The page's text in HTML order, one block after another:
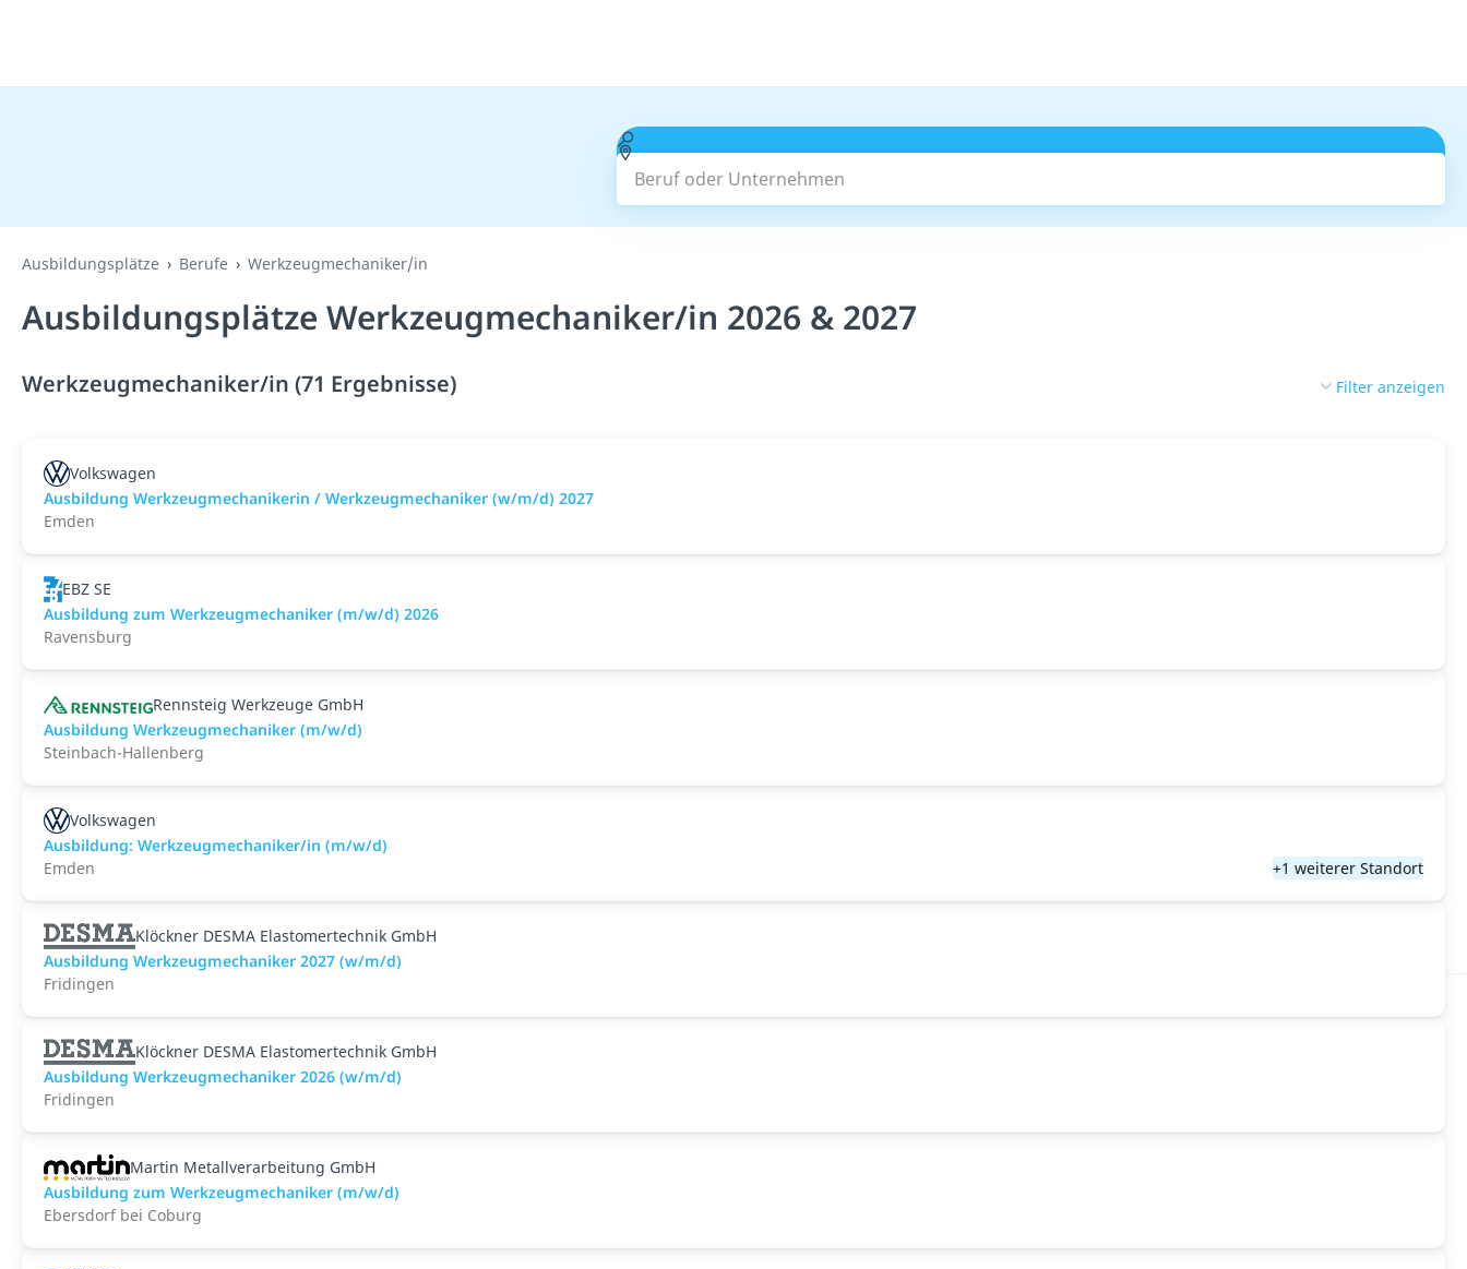
Beruf oder Unternehmen
Ausbildungsplätze Berufe Werkzeugmechaniker/in
Ausbildungsplätze Werkzeugmechaniker/in 2026 & 2027
Werkzeugmechaniker/in (71 Ergebnisse) Filter anzeigen
Volkswagen
Ausbildung Werkzeugmechanikerin / Werkzeugmechaniker (w/m/d) 2027
Emden
EBZ SE
Ausbildung zum Werkzeugmechaniker (m/w/d) 2026
Ravensburg
Rennsteig Werkzeuge GmbH
Ausbildung Werkzeugmechaniker (m/w/d)
Steinbach-Hallenberg
Volkswagen
Ausbildung: Werkzeugmechaniker/in (m/w/d)
Emden
+1 weiterer Standort
Klöckner DESMA Elastomertechnik GmbH
Ausbildung Werkzeugmechaniker 2027 (w/m/d)
Fridingen
Klöckner DESMA Elastomertechnik GmbH
Ausbildung Werkzeugmechaniker 2026 (w/m/d)
Fridingen
Martin Metallverarbeitung GmbH
Ausbildung zum Werkzeugmechaniker (m/w/d)
Ebersdorf bei Coburg